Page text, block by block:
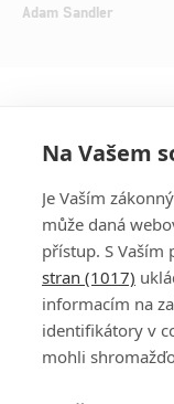
Adam Sandler
DISKUZE
Na Vašem
Je Vaším
může daná
přístup. S Vaším
stran (1017)
informacím na
identifikátory v
mohli